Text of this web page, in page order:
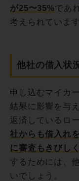
が25〜35%であ
考えられています
他社の借入状
申し込むマイカ
結果に影響を与
返済しているロ
社からも借入れ
に審査もきびし
するためには、
いでしょう。